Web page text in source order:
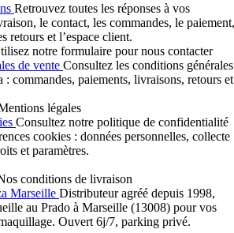
Retrouvez toutes les réponses à vos
le contact, les commandes, le paiement,
retours et l’espace client.
notre formulaire pour nous contacter
de vente Consultez les conditions générales
: commandes, paiements, livraisons, retours et
légales
Consultez notre politique de confidentialité
cookies : données personnelles, collecte
et paramètres.
conditions de livraison
Marseille Distributeur agréé depuis 1998,
au Prado à Marseille (13008) pour vos
Ouvert 6j/7, parking privé.